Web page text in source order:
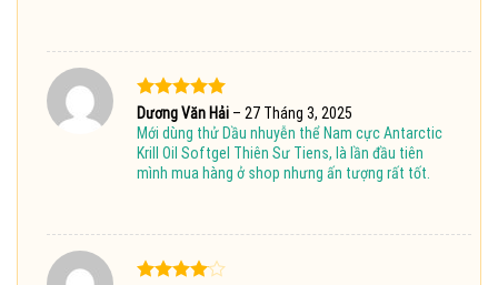
Được xếp
hạng55
sao
Dương Văn Hải – 27 Tháng 3, 2025
Mới dùng thử Dầu nhuyễn thể Nam cực Antarctic
Krill Oil Softgel Thiên Sư Tiens, là lần đầu tiên
mình mua hàng ở shop nhưng ấn tượng rất tốt.